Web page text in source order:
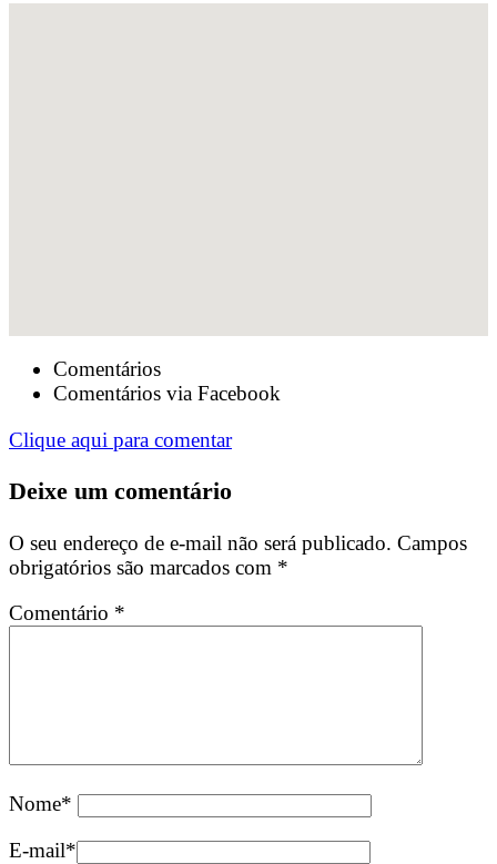
Comentários
Comentários via Facebook
Clique aqui para comentar
Deixe um comentário
O seu endereço de e-mail não será publicado. Campos
obrigatórios são marcados com *
Comentário *
Nome*
E-mail*